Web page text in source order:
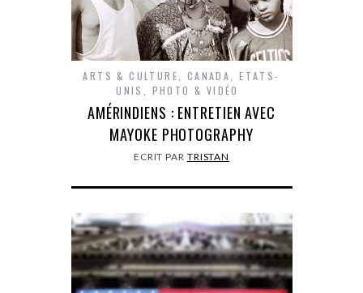
ARTS & CULTURE CANADA ,ETATS-
UNIS
PHOTO & VIDÉO
AMÉRINDIENS : ENTRETIEN AVEC
MAYOKE PHOTOGRAPHY
ECRIT PAR TRISTAN